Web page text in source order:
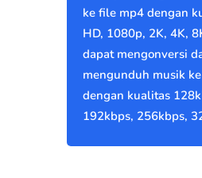
ke file mp4 dengan
HD, 1080p, 2K, 4K,
dapat mengonversi
mengunduh musik
dengan kualitas
192kbps, 256kbps,